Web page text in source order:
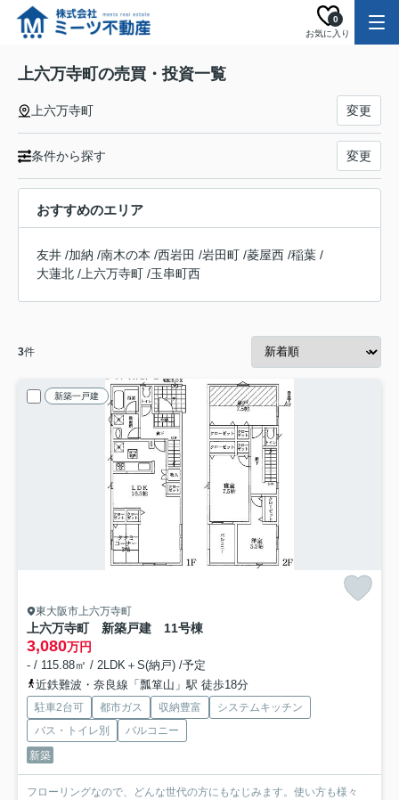
お気に入り
0
上六万寺町の売買・投資一覧
上六万寺町 変更
条件から探す 変更
おすすめのエリア
友井 /加納 /南木の本 /西岩田 /岩田町 /菱屋西 /稲葉 /
大蓮北 / 上六万寺町 /玉串町西
3件
新築一戸建
東大阪市上六万寺町
上六万寺町 新築戸建 11号棟
3,080万円
- / 115.88㎡ / 2LDK＋S(納戸) /予定
近鉄難波・奈良線「瓢箪山」駅 徒歩18分
駐車2台可 都市ガス 収納豊富
システムキッチン
バス・トイレ別
バルコニー
新築
フローリングなので、どんな世代の方にもなじみます。使い方も様々